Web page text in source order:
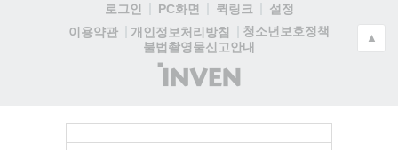
로그인 PC화면 퀵링크
설정
이용약관
개인정보처리방침
청소년보호정책
불법촬영물신고안내
(주)
인
▲